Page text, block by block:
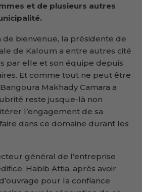
et de plusieurs autres
de bienvenue, la présidente de
de Kaloum a entre autres cité
par elle et son équipe depuis
Et comme tout ne peut être
Makhady Camara a
reste jusque-là non
l’engagement de sa
dans ce domaine durant les
général de l’entreprise
Habib Attia, après avoir
pour la confiance